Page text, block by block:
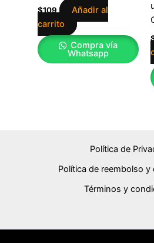
$109
Añadir al
carrito
Compra vía
Whatsapp
Política de
Política de reembolso y
Términos y